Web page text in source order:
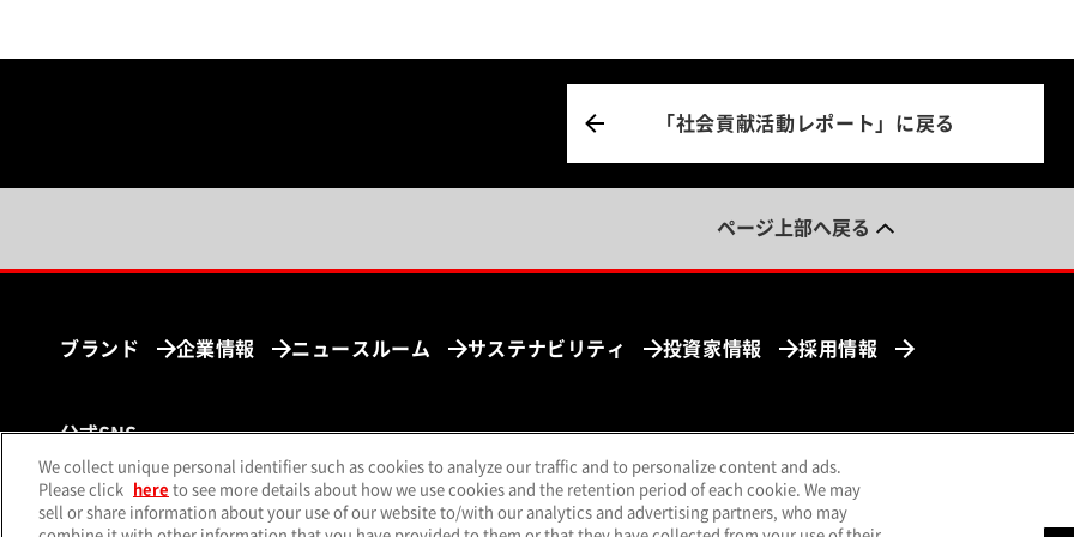
「社会貢献活動レポート」に戻る
ページ上部へ戻る
ブランド 企業情報 ニュースルーム サステナビリティ 投資家情報 採用情報
公式SNS
X（旧Twitter）（別ウィンドウで開く）
Facebook（別ウィンドウで開く）
Instagram （別ウィンドウで開く）
YouTube（別ウィンドウで開く）
LINE （別ウィンドウで開く）
メールマガジン（別ウィンドウで開く）
We collect unique personal identifier such as cookies to analyze our traffic and to personalize content and ads.
Please click
here to see more details about how we use cookies and the retention period of each cookie. We may
sell or share information about your use of our website to/with our analytics and advertising partners, who may